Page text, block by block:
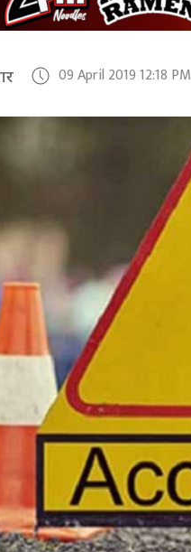
09 April 2019 12:18 PM